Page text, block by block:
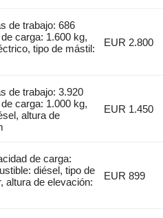
de trabajo: 686
carga: 1.600 kg,
tipo de mástil:
EUR 2.800
de trabajo: 3.920
carga: 1.000 kg,
altura de
EUR 1.450
de carga:
diésel, tipo de
altura de elevación:
EUR 899